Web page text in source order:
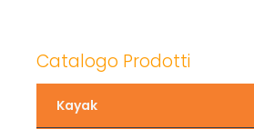
Catalogo Prodotti
Kayak